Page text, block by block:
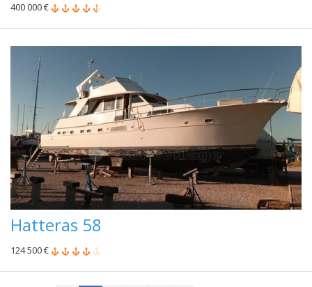
400 000 €
Hatteras 58
124 500 €